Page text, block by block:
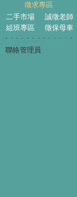
徵求專區
二手市場
誠徵老師
組班專區
徵保母車
聯絡管理員